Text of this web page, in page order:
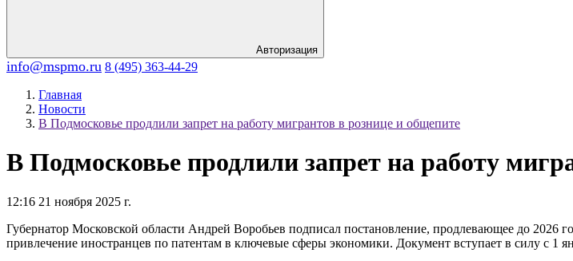
Авторизация
info@mspmo.ru 8 (495) 363-44-29
Главная
Новости
В Подмосковье продлили запрет на работу мигрантов в рознице и общепите
В Подмосковье продлили запрет на работу
12:16 21 ноября 2025 г.
Губернатор Московской области Андрей Воробьев подписал постановление, продлевающее до 2026
привлечение иностранцев по патентам в ключевые сферы экономики. Документ вступает в силу с 1